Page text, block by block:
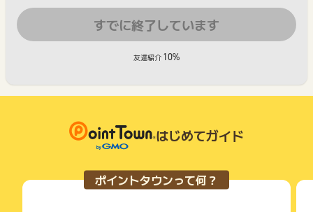
すでに終了しています
友達紹介 10%
はじめてガイド
ポイントタウンって何？